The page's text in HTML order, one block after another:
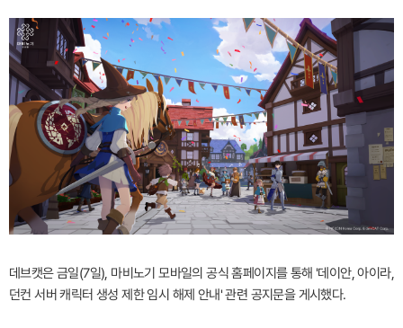
데브캣은 금일(7일), 마비노기 모바일의 공식 홈페이지를 통해 '데이안, 아이라,
던컨 서버 캐릭터 생성 제한 임시 해제 안내' 관련 공지문을 게시했다.